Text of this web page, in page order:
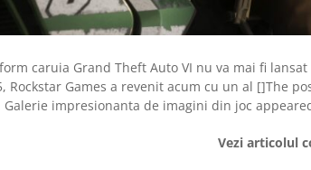
caruia Grand Theft Auto VI nu va mai fi
Games a revenit acum cu un al []The
impresionanta de imagini din joc
Vezi articolul